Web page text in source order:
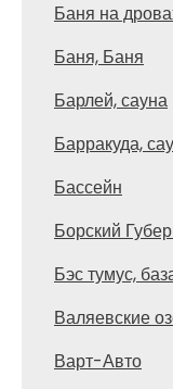
Баня на
Баня, Баня
Барлей, сауна
Барракуда,
Бассейн
Борский
Бэс тумус,
Валяевские
Варт-Авто